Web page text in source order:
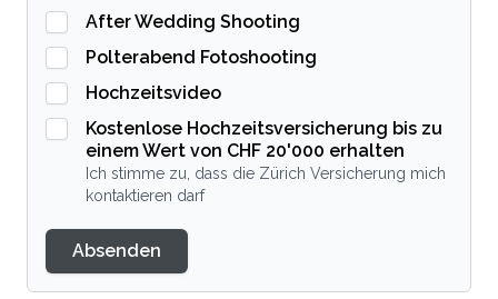
After Wedding Shooting
Polterabend Fotoshooting
Hochzeitsvideo
Kostenlose Hochzeitsversicherung bis zu
einem Wert von CHF 20'000 erhalten
Ich stimme zu, dass die Zürich Versicherung mich
kontaktieren darf
Absenden